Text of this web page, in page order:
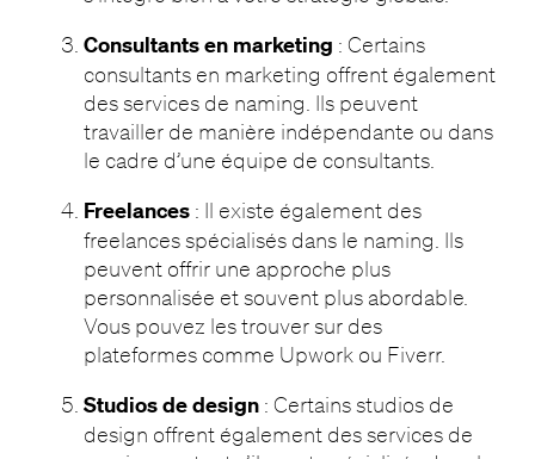
Consultants en marketing : Certains
consultants en marketing offrent également
des services de naming. Ils peuvent
travailler de manière indépendante ou dans
le cadre d’une équipe de consultants.
Freelances: Il existe également des
freelances spécialisés dans le naming. Ils
peuvent offrir une approche plus
personnalisée et souvent plus abordable.
Vous pouvez les trouver sur des
plateformes comme Upwork ou Fiverr.
Studios de design: Certains studios de
design offrent également des services de